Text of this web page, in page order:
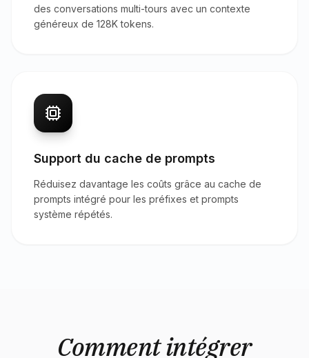
des conversations multi-tours avec un contexte
généreux de 128K tokens.
Support du cache de prompts
Réduisez davantage les coûts grâce au cache de
prompts intégré pour les préfixes et prompts
système répétés.
Comment intégrer